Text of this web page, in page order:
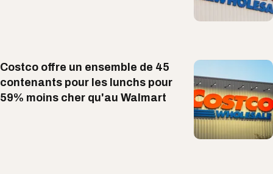
Costco offre un ensemble de 45
contenants pour les lunchs pour
59% moins cher qu'au Walmart